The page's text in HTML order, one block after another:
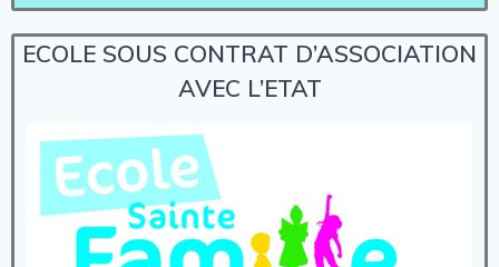
ECOLE SOUS CONTRAT D’ASSOCIATION
AVEC L’ETAT